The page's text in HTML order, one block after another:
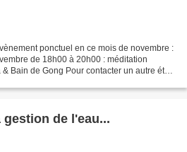
ponctuel en ce mois de novembre :
de 18h00 à 20h00 : méditation
Bain de Gong Pour contacter un autre état
de l'eau...